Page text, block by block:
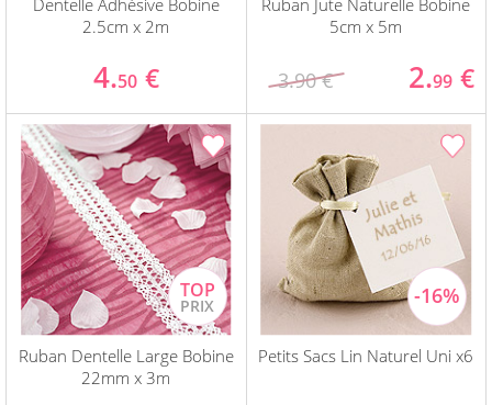
Dentelle Adhésive Bobine
2.5cm x 2m
4.50 €
Ruban Jute Naturelle Bobine
5cm x 5m
3.90 € 2.99 €
Ruban Dentelle Large Bobine
22mm x 3m
Petits Sacs Lin Naturel Uni x6